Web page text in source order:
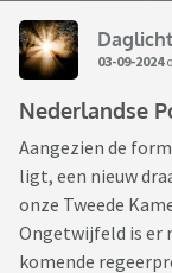
03-09-2024
Nederlandse
Aangezien de
ligt, een nieuw
onze Tweede
Ongetwijfeld is er
komende